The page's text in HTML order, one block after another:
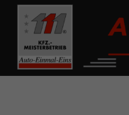
------------ Host Name :